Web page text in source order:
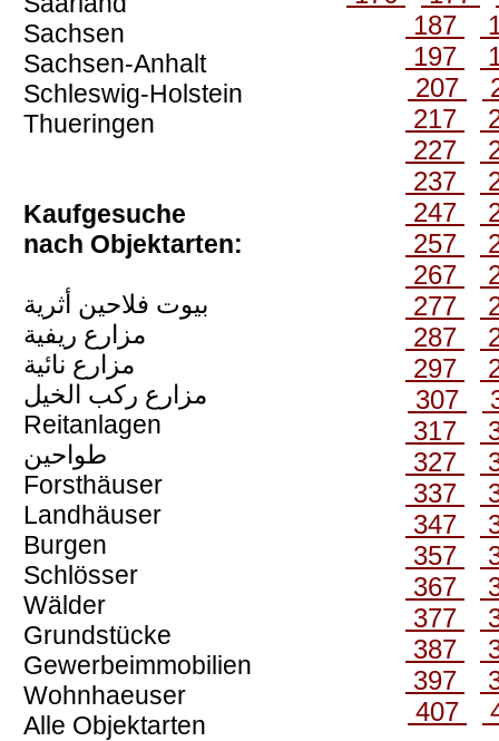
Sachsen
Sachsen-Anhalt
Schleswig-Holstein
Thueringen
Kaufgesuche
nach Objektarten:
بيوت فلاحين أثرية
مزارع ريفية
مزارع نائية
مزارع ركب الخيل
Reitanlagen
طواحين
Forsthäuser
Landhäuser
Burgen
Schlösser
Wälder
Grundstücke
Gewerbeimmobilien
Wohnhaeuser
Alle Objektarten
187
197
207
217
227
237
247
257
267
277
287
297
307
317
327
337
347
357
367
377
387
397
407